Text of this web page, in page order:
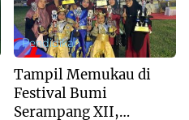
Pendidikan
Tampil Memukau di
Festival Bumi
Serampang XII,